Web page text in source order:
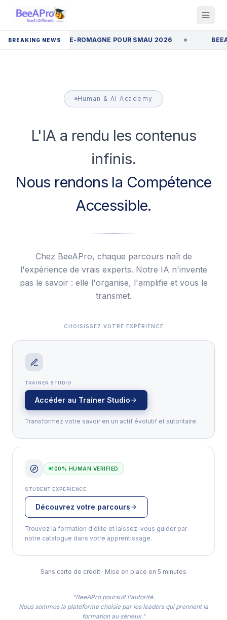
BREAKING NEWS
D'ÉMILIE-ROMAGNE POUR SMAU 2026 BEEAPRO
Human & AI Academy
L'IA a rendu les contenus
infinis.
Nous rendons la Compétence
Accessible.
Chez BeeAPro, chaque parcours naît de
l'expérience de vrais experts. Notre IA n'invente
pas le savoir : elle l'organise, l'amplifie et vous le
transmet.
CHOISISSEZ VOTRE EXPÉRIENCE
TRAINER STUDIO
Accéder au Trainer Studio
Transformez votre savoir en un actif évolutif et autoritaire.
100% HUMAN VERIFIED
STUDENT EXPERIENCE
Découvrez votre parcours
Trouvez la formation d'élite et laissez-vous guider par
notre catalogue dans votre apprentissage.
Sans carte de crédit · Mise en place en 5 minutes
"BeeAPro poursuit l'autorité.
Nous sommes la plateforme choisie par les leaders qui prennent la
formation au sérieux."